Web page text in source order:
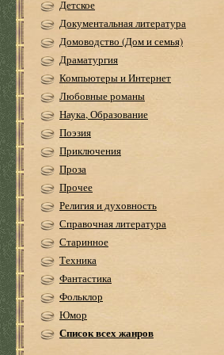
Детское
Документальная литература
Домоводство (Дом и семья)
Драматургия
Компьютеры и Интернет
Любовные романы
Наука, Образование
Поэзия
Приключения
Проза
Прочее
Религия и духовность
Справочная литература
Старинное
Техника
Фантастика
Фольклор
Юмор
Список всех жанров